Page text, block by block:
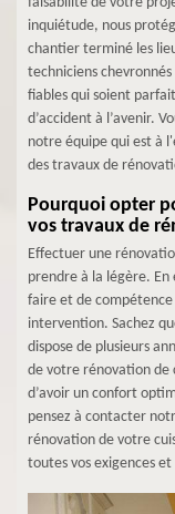
inquiétude, nous
chantier terminé les
techniciens
fiables qui soient
d’accident à l’avenir.
notre équipe qui est à
des travaux de
Pourquoi opter
vos travaux de
Effectuer une
prendre à la légère.
faire et de
intervention. Sachez
dispose de plusieurs
de votre rénovation de
d’avoir un confort
pensez à contacter
rénovation de votre
toutes vos exigences et